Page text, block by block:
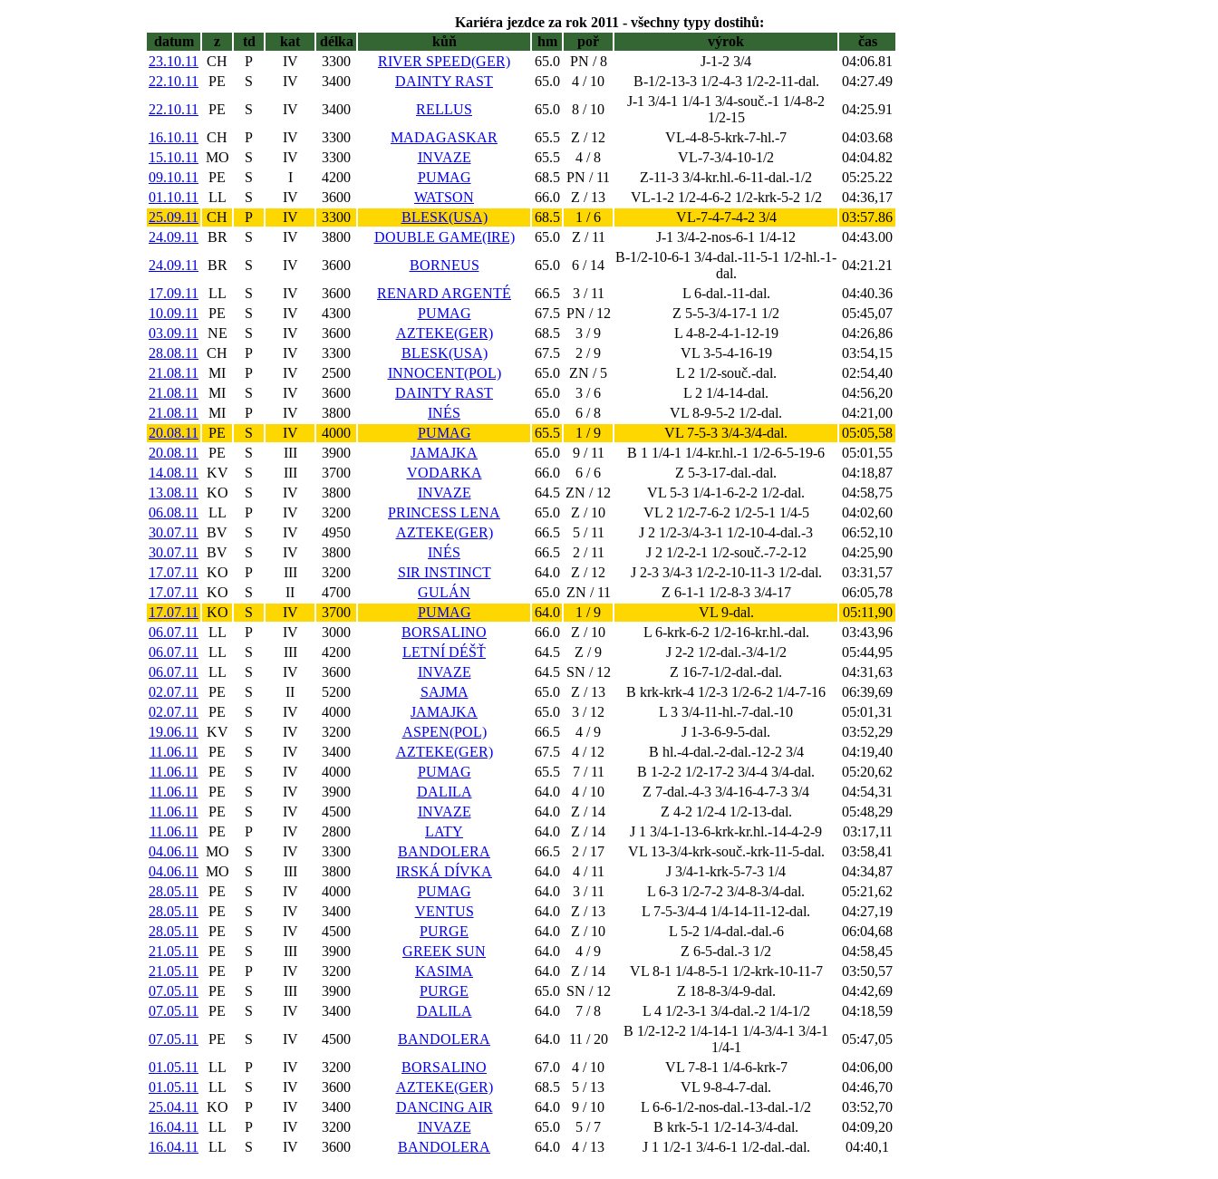
Kariéra jezdce za rok 2011 - všechny typy dostihů:
datum
z td kat délka kůň hm poř výrok
čas
23.10.11
CH P IV 3300 RIVER SPEED(GER) 65.0 PN / 8 J-1-2 3/4
04:06.81
22.10.11
PE S IV 3400 DAINTY RAST 65.0 4 / 10 B-1/2-13-3 1/2-4-3 1/2-2-11-dal.
04:27.49
22.10.11
PE S IV 3400 RELLUS 65.0 8 / 10
J-1 3/4-1 1/4-1 3/4-souč.-1 1/4-8-2
1/2-15
04:25.91
16.10.11
CH P IV 3300 MADAGASKAR 65.5 Z / 12 VL-4-8-5-krk-7-hl.-7
04:03.68
15.10.11
MO S IV 3300 INVAZE 65.5 4 / 8 VL-7-3/4-10-1/2
04:04.82
09.10.11
PE S I 4200 PUMAG 68.5 PN / 11 Z-11-3 3/4-kr.hl.-6-11-dal.-1/2
05:25.22
01.10.11
LL S IV 3600 WATSON 66.0 Z / 13 VL-1-2 1/2-4-6-2 1/2-krk-5-2 1/2
04:36,17
25.09.11
CH P IV 3300 BLESK(USA) 68.5 1 / 6 VL-7-4-7-4-2 3/4
03:57.86
24.09.11
BR S IV 3800 DOUBLE GAME(IRE) 65.0 Z / 11 J-1 3/4-2-nos-6-1 1/4-12
04:43.00
24.09.11
BR S IV 3600 BORNEUS 65.0 6 / 14
B-1/2-10-6-1 3/4-dal.-11-5-1 1/2-hl.-1-
dal.
04:21.21
17.09.11
LL S IV 3600 RENARD ARGENTÉ 66.5 3 / 11 L 6-dal.-11-dal.
04:40.36
10.09.11
PE S IV 4300 PUMAG 67.5 PN / 12 Z 5-5-3/4-17-1 1/2
05:45,07
03.09.11
NE S IV 3600 AZTEKE(GER) 68.5 3 / 9 L 4-8-2-4-1-12-19
04:26,86
28.08.11
CH P IV 3300 BLESK(USA) 67.5 2 / 9 VL 3-5-4-16-19
03:54,15
21.08.11
MI P IV 2500 INNOCENT(POL) 65.0 ZN / 5 L 2 1/2-souč.-dal.
02:54,40
21.08.11
MI S IV 3600 DAINTY RAST 65.0 3 / 6 L 2 1/4-14-dal.
04:56,20
21.08.11
MI P IV 3800 INÉS 65.0 6 / 8 VL 8-9-5-2 1/2-dal.
04:21,00
20.08.11
PE S IV 4000 PUMAG 65.5 1 / 9 VL 7-5-3 3/4-3/4-dal.
05:05,58
20.08.11
PE S III 3900 JAMAJKA 65.0 9 / 11 B 1 1/4-1 1/4-kr.hl.-1 1/2-6-5-19-6
05:01,55
14.08.11
KV S III 3700 VODARKA 66.0 6 / 6 Z 5-3-17-dal.-dal.
04:18,87
13.08.11
KO S IV 3800 INVAZE 64.5 ZN / 12 VL 5-3 1/4-1-6-2-2 1/2-dal.
04:58,75
06.08.11
LL P IV 3200 PRINCESS LENA 65.0 Z / 10 VL 2 1/2-7-6-2 1/2-5-1 1/4-5
04:02,60
30.07.11
BV S IV 4950 AZTEKE(GER) 66.5 5 / 11 J 2 1/2-3/4-3-1 1/2-10-4-dal.-3
06:52,10
30.07.11
BV S IV 3800 INÉS 66.5 2 / 11 J 2 1/2-2-1 1/2-souč.-7-2-12
04:25,90
17.07.11
KO P III 3200 SIR INSTINCT 64.0 Z / 12 J 2-3 3/4-3 1/2-2-10-11-3 1/2-dal.
03:31,57
17.07.11
KO S II 4700 GULÁN 65.0 ZN / 11 Z 6-1-1 1/2-8-3 3/4-17
06:05,78
17.07.11
KO S IV 3700 PUMAG 64.0 1 / 9 VL 9-dal.
05:11,90
06.07.11
LL P IV 3000 BORSALINO 66.0 Z / 10 L 6-krk-6-2 1/2-16-kr.hl.-dal.
03:43,96
06.07.11
LL S III 4200 LETNÍ DÉŠŤ 64.5 Z / 9 J 2-2 1/2-dal.-3/4-1/2
05:44,95
06.07.11
LL S IV 3600 INVAZE 64.5 SN / 12 Z 16-7-1/2-dal.-dal.
04:31,63
02.07.11
PE S II 5200 SAJMA 65.0 Z / 13 B krk-krk-4 1/2-3 1/2-6-2 1/4-7-16
06:39,69
02.07.11
PE S IV 4000 JAMAJKA 65.0 3 / 12 L 3 3/4-11-hl.-7-dal.-10
05:01,31
19.06.11
KV S IV 3200 ASPEN(POL) 66.5 4 / 9 J 1-3-6-9-5-dal.
03:52,29
11.06.11
PE S IV 3400 AZTEKE(GER) 67.5 4 / 12 B hl.-4-dal.-2-dal.-12-2 3/4
04:19,40
11.06.11
PE S IV 4000 PUMAG 65.5 7 / 11 B 1-2-2 1/2-17-2 3/4-4 3/4-dal.
05:20,62
11.06.11
PE S IV 3900 DALILA 64.0 4 / 10 Z 7-dal.-4-3 3/4-16-4-7-3 3/4
04:54,31
11.06.11
PE S IV 4500 INVAZE 64.0 Z / 14 Z 4-2 1/2-4 1/2-13-dal.
05:48,29
11.06.11
PE P IV 2800 LATY 64.0 Z / 14 J 1 3/4-1-13-6-krk-kr.hl.-14-4-2-9
03:17,11
04.06.11
MO S IV 3300 BANDOLERA 66.5 2 / 17 VL 13-3/4-krk-souč.-krk-11-5-dal.
03:58,41
04.06.11
MO S III 3800 IRSKÁ DÍVKA 64.0 4 / 11 J 3/4-1-krk-5-7-3 1/4
04:34,87
28.05.11
PE S IV 4000 PUMAG 64.0 3 / 11 L 6-3 1/2-7-2 3/4-8-3/4-dal.
05:21,62
28.05.11
PE S IV 3400 VENTUS 64.0 Z / 13 L 7-5-3/4-4 1/4-14-11-12-dal.
04:27,19
28.05.11
PE S IV 4500 PURGE 64.0 Z / 10 L 5-2 1/4-dal.-dal.-6
06:04,68
21.05.11
PE S III 3900 GREEK SUN 64.0 4 / 9 Z 6-5-dal.-3 1/2
04:58,45
21.05.11
PE P IV 3200 KASIMA 64.0 Z / 14 VL 8-1 1/4-8-5-1 1/2-krk-10-11-7
03:50,57
07.05.11
PE S III 3900 PURGE 65.0 SN / 12 Z 18-8-3/4-9-dal.
04:42,69
07.05.11
PE S IV 3400 DALILA 64.0 7 / 8 L 4 1/2-3-1 3/4-dal.-2 1/4-1/2
04:18,59
07.05.11
PE S IV 4500 BANDOLERA 64.0 11 / 20
B 1/2-12-2 1/4-14-1 1/4-3/4-1 3/4-1
1/4-1
05:47,05
01.05.11
LL P IV 3200 BORSALINO 67.0 4 / 10 VL 7-8-1 1/4-6-krk-7
04:06,00
01.05.11
LL S IV 3600 AZTEKE(GER) 68.5 5 / 13 VL 9-8-4-7-dal.
04:46,70
25.04.11
KO P IV 3400 DANCING AIR 64.0 9 / 10 L 6-6-1/2-nos-dal.-13-dal.-1/2
03:52,70
16.04.11
LL P IV 3200 INVAZE 65.0 5 / 7 B krk-5-1 1/2-14-3/4-dal.
04:09,20
16.04.11
LL S IV 3600 BANDOLERA 64.0 4 / 13 J 1 1/2-1 3/4-6-1 1/2-dal.-dal. 04:40,1